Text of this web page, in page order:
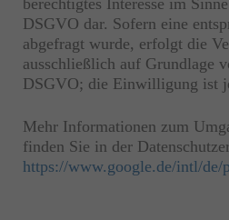
berechtigtes Interesse im
DSGVO dar. Sofern eine
abgefragt wurde, erfolgt die
ausschließlich auf Grundlage
DSGVO; die Einwilligung ist
Mehr Informationen zum
finden Sie in der
https://www.google.de/intl/de/